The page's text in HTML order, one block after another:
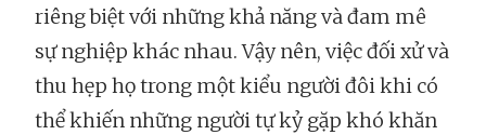
riêng biệt với những khả năng và đam mê
sự nghiệp khác nhau. Vậy nên, việc đối xử và
thu hẹp họ trong một kiểu người đôi khi có
thể khiến những người tự kỷ gặp khó khăn